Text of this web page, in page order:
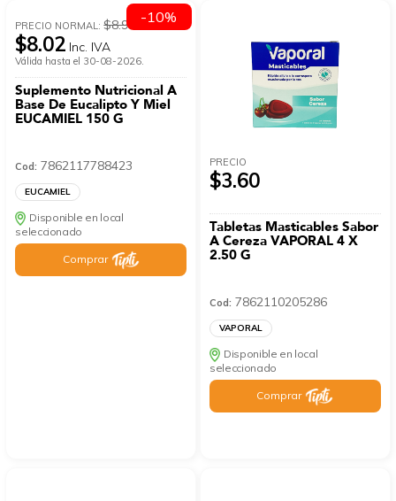
PRECIO NORMAL:$8.91
$8.02 Inc. IVA
Válida hasta el 30-08-2026.
Suplemento Nutricional A
Base De Eucalipto Y Miel
EUCAMIEL 150 G
Cod: 7862117788423
EUCAMIEL
Disponible en local
seleccionado
Comprar
-10%
PRECIO
$3.60
Tabletas Masticables Sabor
A Cereza VAPORAL 4 X
2.50 G
Cod: 7862110205286
VAPORAL
Disponible en local
seleccionado
Comprar